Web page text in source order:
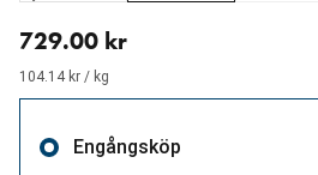
729.00 kr
104.14 kr / kg
Engångsköp